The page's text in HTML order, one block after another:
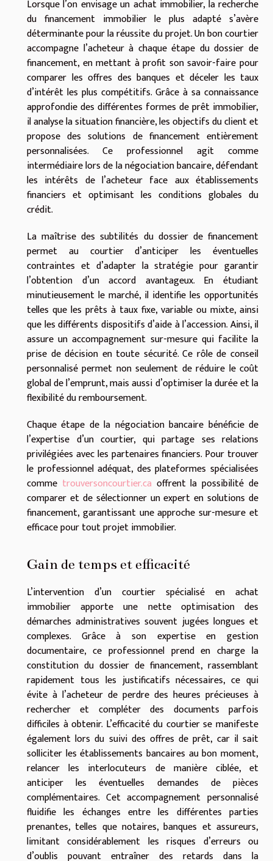
Lorsque l’on envisage un achat immobilier, la recherche
du financement immobilier le plus adapté s’avère
déterminante pour la réussite du projet. Un bon courtier
accompagne l’acheteur à chaque étape du dossier de
financement, en mettant à profit son savoir-faire pour
comparer les offres des banques et déceler les taux
d’intérêt les plus compétitifs. Grâce à sa connaissance
approfondie des différentes formes de prêt immobilier,
il analyse la situation financière, les objectifs du client et
propose des solutions de financement entièrement
personnalisées. Ce professionnel agit comme
intermédiaire lors de la négociation bancaire, défendant
les intérêts de l’acheteur face aux établissements
financiers et optimisant les conditions globales du
crédit.
La maîtrise des subtilités du dossier de financement
permet au courtier d’anticiper les éventuelles
contraintes et d’adapter la stratégie pour garantir
l’obtention d’un accord avantageux. En étudiant
minutieusement le marché, il identifie les opportunités
telles que les prêts à taux fixe, variable ou mixte, ainsi
que les différents dispositifs d’aide à l’accession. Ainsi, il
assure un accompagnement sur-mesure qui facilite la
prise de décision en toute sécurité. Ce rôle de conseil
personnalisé permet non seulement de réduire le coût
global de l’emprunt, mais aussi d’optimiser la durée et la
flexibilité du remboursement.
Chaque étape de la négociation bancaire bénéficie de
l’expertise d’un courtier, qui partage ses relations
privilégiées avec les partenaires financiers. Pour trouver
le professionnel adéquat, des plateformes spécialisées
comme trouversoncourtier.ca offrent la possibilité de
comparer et de sélectionner un expert en solutions de
financement, garantissant une approche sur-mesure et
efficace pour tout projet immobilier.
Gain de temps et efficacité
L’intervention d’un courtier spécialisé en achat
immobilier apporte une nette optimisation des
démarches administratives souvent jugées longues et
complexes. Grâce à son expertise en gestion
documentaire, ce professionnel prend en charge la
constitution du dossier de financement, rassemblant
rapidement tous les justificatifs nécessaires, ce qui
évite à l’acheteur de perdre des heures précieuses à
rechercher et compléter des documents parfois
difficiles à obtenir. L’efficacité du courtier se manifeste
également lors du suivi des offres de prêt, car il sait
solliciter les établissements bancaires au bon moment,
relancer les interlocuteurs de manière ciblée, et
anticiper les éventuelles demandes de pièces
complémentaires. Cet accompagnement personnalisé
fluidifie les échanges entre les différentes parties
prenantes, telles que notaires, banques et assureurs,
limitant considérablement les risques d’erreurs ou
d’oublis pouvant entraîner des retards dans la